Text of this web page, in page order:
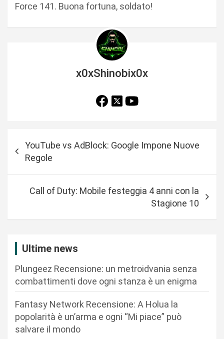
Force 141. Buona fortuna, soldato!
x0xShinobix0x
a
YouTube vs AdBlock: Google Impone Nuove
Regole
Call of Duty: Mobile festeggia 4 anni con la
Stagione 10
Ultime news
Plungeez Recensione: un metroidvania senza
combattimenti dove ogni stanza è un enigma
Fantasy Network Recensione: A Holua la
popolarità è un’arma e ogni “Mi piace” può
salvare il mondo